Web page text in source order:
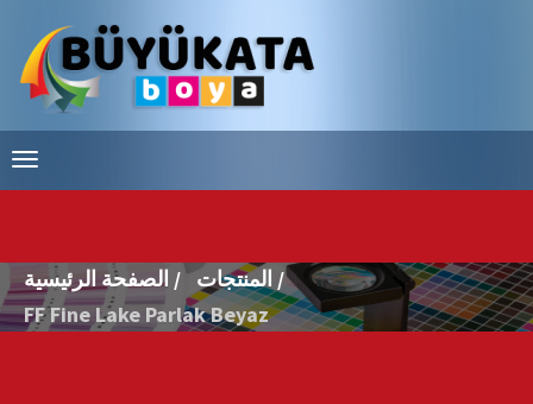
الصفحة الرئيسية /
المنتجات /
FF Fine Lake Parlak Beyaz